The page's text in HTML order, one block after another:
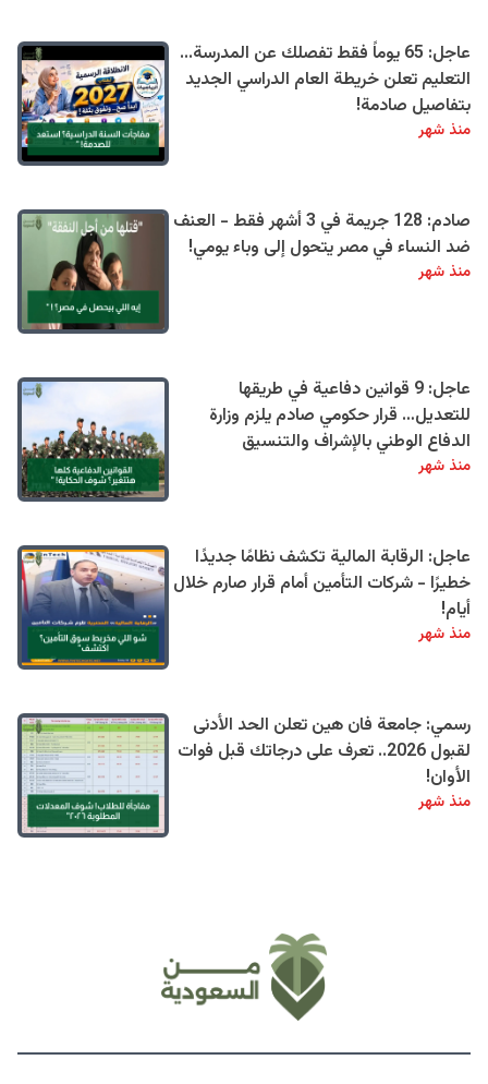
عاجل: 65 يوماً فقط تفصلك عن المدرسة...
التعليم تعلن خريطة العام الدراسي الجديد
بتفاصيل صادمة!
منذ شهر
صادم: 128 جريمة في 3 أشهر فقط - العنف
ضد النساء في مصر يتحول إلى وباء يومي!
منذ شهر
عاجل: 9 قوانين دفاعية في طريقها
للتعديل… قرار حكومي صادم يلزم وزارة
الدفاع الوطني بالإشراف والتنسيق
منذ شهر
عاجل: الرقابة المالية تكشف نظامًا جديدًا
خطيرًا - شركات التأمين أمام قرار صارم خلال
أيام!
منذ شهر
رسمي: جامعة فان هين تعلن الحد الأدنى
لقبول 2026.. تعرف على درجاتك قبل فوات
الأوان!
منذ شهر